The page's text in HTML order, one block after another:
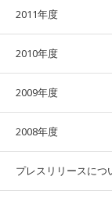
2011年度
2010年度
2009年度
2008年度
プレスリリースにつ